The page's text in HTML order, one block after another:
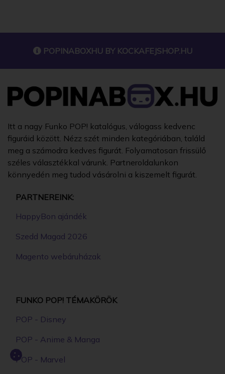
POPINABOXHU BY KOCKAFEJSHOP.HU
Itt a nagy Funko POP! katalógus, válogass kedvenc
figuráid között. Nézz szét minden kategóriában, találd
meg a számodra kedves figurát. Folyamatosan frissülő
széles választékkal várunk. Partneroldalunkon
könnyedén meg tudod vásárolni a kiszemelt figurát.
PARTNEREINK:
HappyBon ajándék
Szedd Magad 2026
Magento webáruházak
FUNKO POP! TÉMAKÖRÖK
POP - Disney
POP - Anime & Manga
POP - Marvel